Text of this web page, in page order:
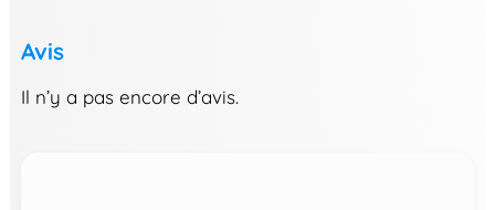
Avis
Il n’y a pas encore d’avis.